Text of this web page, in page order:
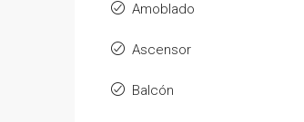
Amoblado
Ascensor
Balcón